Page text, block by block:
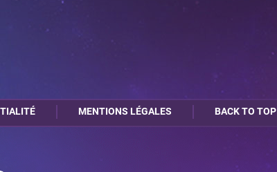
MENTIONS LÉGALES BACK TO TOP